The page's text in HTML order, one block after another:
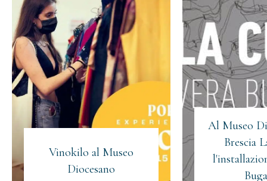
Vinokilo al Museo
Diocesano
Al Museo
Brescia
Iscriviti alla newsletter